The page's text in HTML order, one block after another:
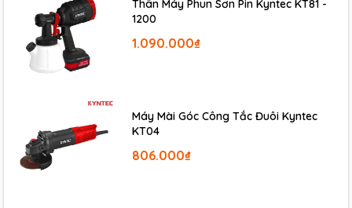
máy được định vị cho các công việc nặng hơn mức thao tác
gia đình thông thường.
Mức lực này giúp máy hỗ trợ tốt trong các công việc như tháo
lắp bu lông, xử lý ốc cứng, làm việc trong gara, bảo trì thiết bị,
Khi máy có lực tốt, người dùng không phải dùng quá nhiều sức
tay, từ đó giảm áp lực trong quá trình làm việc liên tục.
Thân Máy Phun Sơn Pin Kyntec KT81 -
1200
1.090.000₫
Máy Mài Góc Công Tắc Đuôi Kyntec
KT04
806.000₫